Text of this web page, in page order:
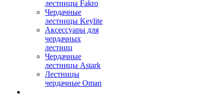
лестницы Fakro
Чердачные
лестницы Keylite
Аксессуары для
чердачных
лестниц
Чердачные
лестницы Astark
Лестницы
чердачные Oman